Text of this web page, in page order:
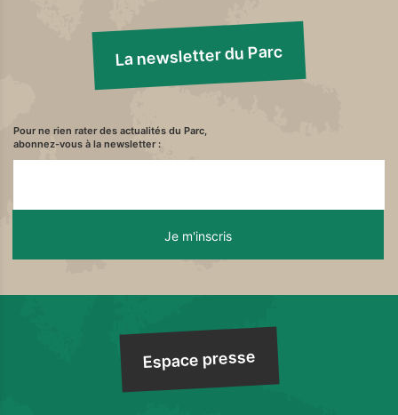
La newsletter du Parc
Pour ne rien rater des actualités du Parc,
abonnez-vous à la newsletter :
Espace presse